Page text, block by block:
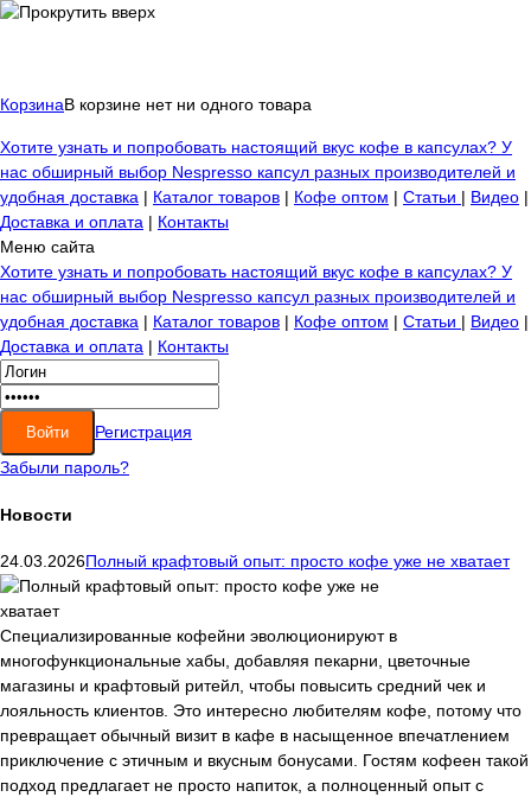
КорзинаВ корзине нет ни одного товара
Хотите узнать и попробовать настоящий вкус кофе в капсулах? У
нас обширный выбор Nespresso капсул разных производителей и
удобная доставка | Каталог товаров | Кофе оптом | Статьи | Видео |
Доставка и оплата | Контакты
Меню сайта
Хотите узнать и попробовать настоящий вкус кофе в капсулах? У
нас обширный выбор Nespresso капсул разных производителей и
удобная доставка | Каталог товаров | Кофе оптом | Статьи | Видео |
Доставка и оплата | Контакты
Регистрация
Забыли пароль?
Новости
24.03.2026Полный крафтовый опыт: просто кофе уже не хватает
Специализированные кофейни эволюционируют в
многофункциональные хабы, добавляя пекарни, цветочные
магазины и крафтовый ритейл, чтобы повысить средний чек и
лояльность клиентов. Это интересно любителям кофе, потому что
превращает обычный визит в кафе в насыщенное впечатлением
приключение с этичным и вкусным бонусами. Гостям кофеен такой
подход предлагает не просто напиток, а полноценный опыт с